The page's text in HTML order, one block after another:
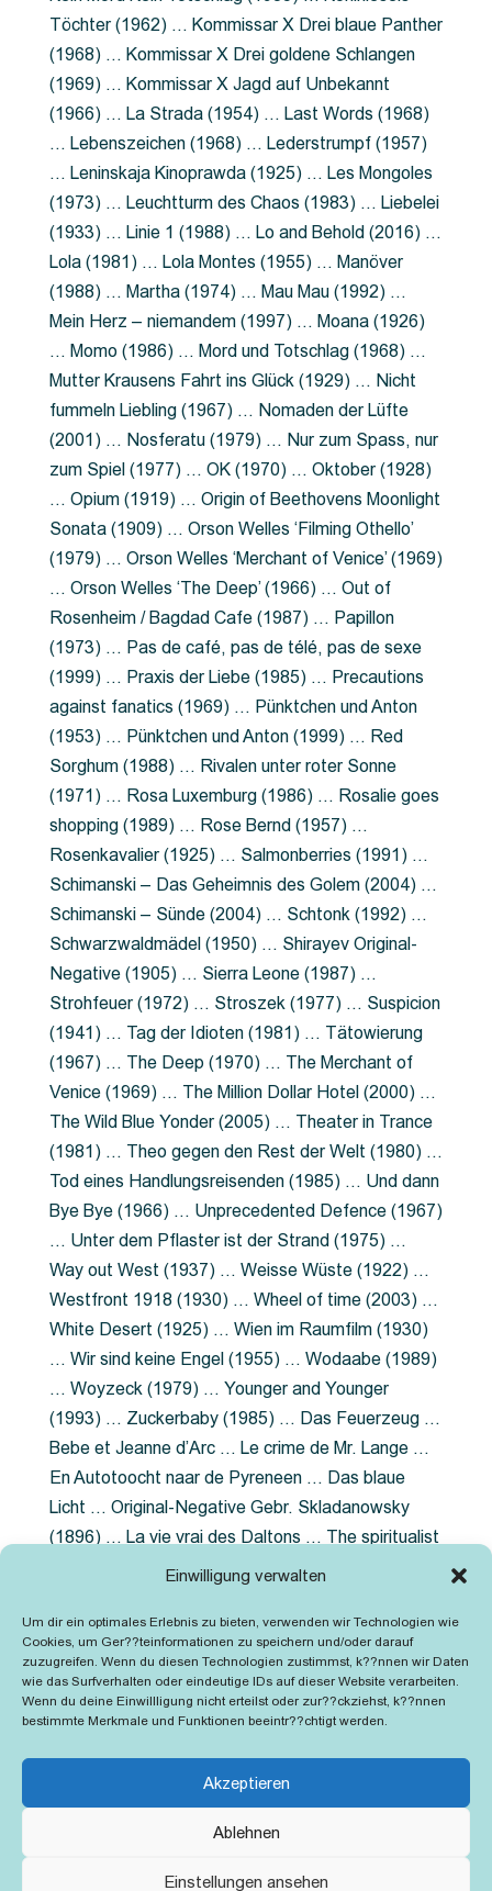
Einwilligung verwalten
Um dir ein optimales Erlebnis zu bieten, verwenden wir Technologien wie
Cookies, um Ger??teinformationen zu speichern und/oder darauf
zuzugreifen. Wenn du diesen Technologien zustimmst, k??nnen wir Daten
wie das Surfverhalten oder eindeutige IDs auf dieser Website verarbeiten.
Wenn du deine Einwillligung nicht erteilst oder zur??ckziehst, k??nnen
bestimmte Merkmale und Funktionen beeintr??chtigt werden.
Akzeptieren
Ablehnen
Einstellungen ansehen
Töchter (1962) … Kommissar X Drei blaue Panther
(1968) … Kommissar X Drei goldene Schlangen
(1969) … Kommissar X Jagd auf Unbekannt
(1966) … La Strada (1954) … Last Words (1968)
… Lebenszeichen (1968) … Lederstrumpf (1957)
… Leninskaja Kinoprawda (1925) … Les Mongoles
(1973) … Leuchtturm des Chaos (1983) … Liebelei
(1933) … Linie 1 (1988) … Lo and Behold (2016) …
Lola (1981) … Lola Montes (1955) … Manöver
(1988) … Martha (1974) … Mau Mau (1992) …
Mein Herz – niemandem (1997) … Moana (1926)
… Momo (1986) … Mord und Totschlag (1968) …
Mutter Krausens Fahrt ins Glück (1929) … Nicht
fummeln Liebling (1967) … Nomaden der Lüfte
(2001) … Nosferatu (1979) … Nur zum Spass, nur
zum Spiel (1977) … OK (1970) … Oktober (1928)
… Opium (1919) … Origin of Beethovens Moonlight
Sonata (1909) … Orson Welles ‘Filming Othello’
(1979) … Orson Welles ‘Merchant of Venice’ (1969)
… Orson Welles ‘The Deep’ (1966) … Out of
Rosenheim / Bagdad Cafe (1987) … Papillon
(1973) … Pas de café, pas de télé, pas de sexe
(1999) … Praxis der Liebe (1985) … Precautions
against fanatics (1969) … Pünktchen und Anton
(1953) … Pünktchen und Anton (1999) … Red
Sorghum (1988) … Rivalen unter roter Sonne
(1971) … Rosa Luxemburg (1986) … Rosalie goes
shopping (1989) … Rose Bernd (1957) …
Rosenkavalier (1925) … Salmonberries (1991) …
Schimanski – Das Geheimnis des Golem (2004) …
Schimanski – Sünde (2004) … Schtonk (1992) …
Schwarzwaldmädel (1950) … Shirayev Original-
Negative (1905) … Sierra Leone (1987) …
Strohfeuer (1972) … Stroszek (1977) … Suspicion
(1941) … Tag der Idioten (1981) … Tätowierung
(1967) … The Deep (1970) … The Merchant of
Venice (1969) … The Million Dollar Hotel (2000) …
The Wild Blue Yonder (2005) … Theater in Trance
(1981) … Theo gegen den Rest der Welt (1980) …
Tod eines Handlungsreisenden (1985) … Und dann
Bye Bye (1966) … Unprecedented Defence (1967)
… Unter dem Pflaster ist der Strand (1975) …
Way out West (1937) … Weisse Wüste (1922) …
Westfront 1918 (1930) … Wheel of time (2003) …
White Desert (1925) … Wien im Raumfilm (1930)
… Wir sind keine Engel (1955) … Wodaabe (1989)
… Woyzeck (1979) … Younger and Younger
(1993) … Zuckerbaby (1985) … Das Feuerzeug …
Bebe et Jeanne d’Arc … Le crime de Mr. Lange …
En Autotoocht naar de Pyreneen … Das blaue
Licht … Original-Negative Gebr. Skladanowsky
(1896) … La vie vrai des Daltons … The spiritualist
photographer … Feuer im Fjord … The Song of the
Grubenlampe … Tolstoy … Grün ist die Heide …
Lady Hamilton … Mütter verzaget nicht …
Ruttmann Werbefilme